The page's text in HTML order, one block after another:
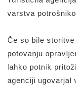
varstva
Če so bile
potovanju
lahko potnik
agenciji ugovarjal